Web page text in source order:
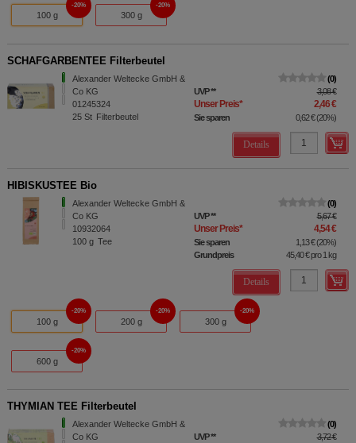
100 g
20%
300 g
20%
SCHAFGARBENTEE Filterbeutel
Alexander Weltecke GmbH &
Co KG
01245324
25 St Filterbeutel
0
UVP** 3,08 €
Unser Preis* 2,46 €
Sie sparen 0,62 €(20%)
Details
HIBISKUSTEE Bio
Alexander Weltecke GmbH &
Co KG
10932064
100 g Tee
0
UVP** 5,67 €
Unser Preis* 4,54 €
Sie sparen 1,13 €(20%)
Grundpreis
45,40 €pro 1 kg
Details
100 g
20%
200 g
20%
300 g
20%
600 g
20%
THYMIAN TEE Filterbeutel
Alexander Weltecke GmbH &
Co KG
0
UVP** 3,72 €